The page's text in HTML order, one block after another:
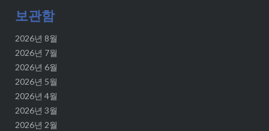
보관함
2026년 8월
2026년 7월
2026년 6월
2026년 5월
2026년 4월
2026년 3월
2026년 2월